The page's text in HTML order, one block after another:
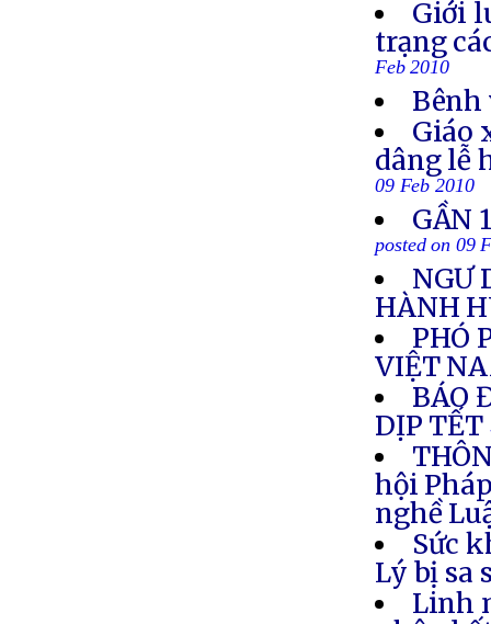
Giới
trạng
Feb 2010
Bênh
Giáo
dâng lễ
09 Feb 2010
GẦN
posted on 09
NGƯ
HÀNH
PHÓ
VIỆT
BÁO
DỊP TẾT
hội
nghề
Sức
Lý bị sa
Linh